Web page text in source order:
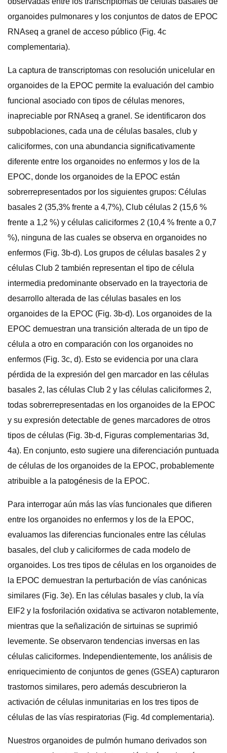
organoides pulmonares y los conjuntos de datos de EPOC
RNAseq a granel de acceso público (Fig. 4c
complementaria).
La captura de transcriptomas con resolución unicelular en
organoides de la EPOC permite la evaluación del cambio
funcional asociado con tipos de células menores,
inapreciable por RNAseq a granel. Se identificaron dos
subpoblaciones, cada una de células basales, club y
caliciformes, con una abundancia significativamente
diferente entre los organoides no enfermos y los de la
EPOC, donde los organoides de la EPOC están
sobrerrepresentados por los siguientes grupos: Células
basales 2 (35,3% frente a 4,7%), Club células 2 (15,6 %
frente a 1,2 %) y células caliciformes 2 (10,4 % frente a 0,7
%), ninguna de las cuales se observa en organoides no
enfermos (Fig. 3b-d). Los grupos de células basales 2 y
células Club 2 también representan el tipo de célula
intermedia predominante observado en la trayectoria de
desarrollo alterada de las células basales en los
organoides de la EPOC (Fig. 3b-d). Los organoides de la
EPOC demuestran una transición alterada de un tipo de
célula a otro en comparación con los organoides no
enfermos (Fig. 3c, d). Esto se evidencia por una clara
pérdida de la expresión del gen marcador en las células
basales 2, las células Club 2 y las células caliciformes 2,
todas sobrerrepresentadas en los organoides de la EPOC
y su expresión detectable de genes marcadores de otros
tipos de células (Fig. 3b-d, Figuras complementarias 3d,
4a). En conjunto, esto sugiere una diferenciación puntuada
de células de los organoides de la EPOC, probablemente
atribuible a la patogénesis de la EPOC.
Para interrogar aún más las vías funcionales que difieren
entre los organoides no enfermos y los de la EPOC,
evaluamos las diferencias funcionales entre las células
basales, del club y caliciformes de cada modelo de
organoides. Los tres tipos de células en los organoides de
la EPOC demuestran la perturbación de vías canónicas
similares (Fig. 3e). En las células basales y club, la vía
EIF2 y la fosforilación oxidativa se activaron notablemente,
mientras que la señalización de sirtuinas se suprimió
levemente. Se observaron tendencias inversas en las
células caliciformes. Independientemente, los análisis de
enriquecimiento de conjuntos de genes (GSEA) capturaron
trastornos similares, pero además descubrieron la
activación de células inmunitarias en los tres tipos de
células de las vías respiratorias (Fig. 4d complementaria).
Nuestros organoides de pulmón humano derivados son